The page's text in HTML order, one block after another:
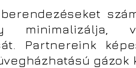
Partnereink